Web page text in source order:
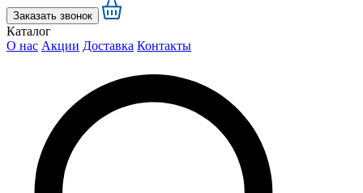
Заказать звонок
Каталог
О нас Акции Доставка Контакты